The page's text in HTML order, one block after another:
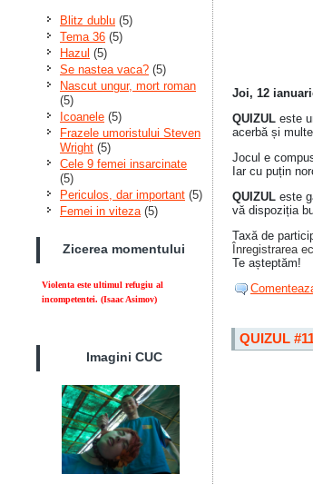
Blitz dublu (5)
Tema 36 (5)
Hazul (5)
Se nastea vaca? (5)
Nascut ungur, mort roman
(5)
Icoanele (5)
Frazele umoristului Steven
Wright (5)
Cele 9 femei insarcinate
(5)
Periculos, dar important (5)
Femei in viteza(5)
Zicerea momentului
Violenta este ultimul refugiu al
incompetentei. (Isaac Asimov)
Imagini CUC
Joi, 12
QUIZUL este
acerbă și
Jocul e
Iar cu puțin
QUIZUL este
vă dispoziția
Taxă de
Înregistrarea
Te așteptăm!
QUIZUL